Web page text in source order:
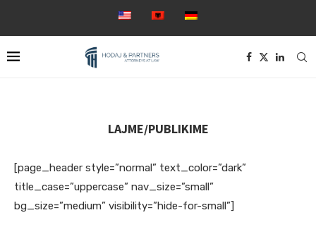
LAJME/PUBLIKIME
[page_header style=”normal” text_color=”dark”
title_case=”uppercase” nav_size=”small”
bg_size=”medium” visibility=”hide-for-small”]